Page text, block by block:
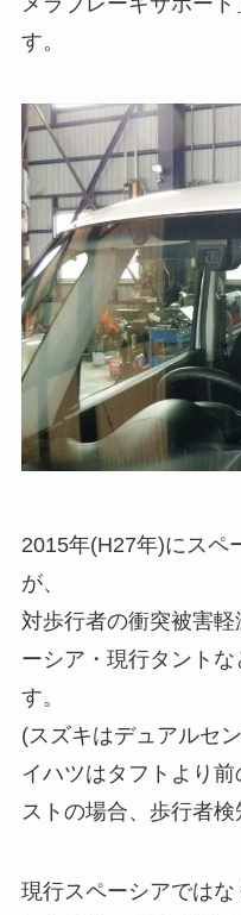
す。
2015年(H27年)にスペ
が、
対歩行者の衝突被害
ーシア・現行タント
す。
(スズキはデュアルセ
イハツはタフトより
ストの場合、歩行者
現行スペーシアでは